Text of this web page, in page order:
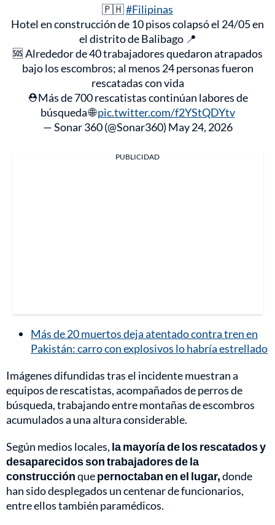
🇵🇭#Filipinas
Hotel en construcción de 10 pisos colapsó el 24/05 en
el distrito de Balibago 📍
🆘 Alrededor de 40 trabajadores quedaron atrapados
bajo los escombros; al menos 24 personas fueron
rescatadas con vida
⛑️Más de 700 rescatistas continúan labores de
búsqueda 🌐pic.twitter.com/f2YStQDYtv
— Sonar 360 (@Sonar360) May 24, 2026
PUBLICIDAD
Más de 20 muertos deja atentado contra tren en
Pakistán: carro con explosivos lo habría estrellado
Imágenes difundidas tras el incidente muestran a
equipos de rescatistas, acompañados de perros de
búsqueda, trabajando entre montañas de escombros
acumulados a una altura considerable.
Según medios locales, la mayoría de los rescatados y
desaparecidos son trabajadores de la
construcciónquepernoctaban en el lugar,donde
han sido desplegados un centenar de funcionarios,
entre ellos también paramédicos.